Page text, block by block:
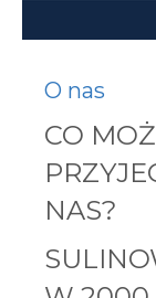
O nas
CO
NAS?